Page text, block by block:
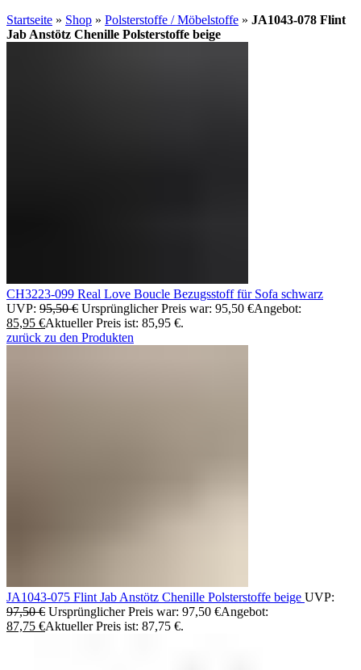
Startseite » Shop » Polsterstoffe / Möbelstoffe » JA1043-078 Flint
Jab Anstötz Chenille Polsterstoffe beige
CH3223-099 Real Love Boucle Bezugsstoff für Sofa schwarz
UVP: 95,50€ Ursprünglicher Preis war: 95,50 €Angebot:
85,95 €Aktueller Preis ist: 85,95 €.
zurück zu den Produkten
JA1043-075 Flint Jab Anstötz Chenille Polsterstoffe beige UVP:
97,50€ Ursprünglicher Preis war: 97,50 €Angebot:
87,75 €Aktueller Preis ist: 87,75 €.